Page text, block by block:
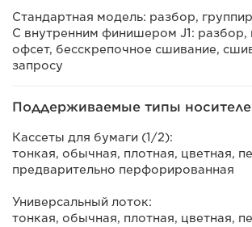
Стандартная модель: разбор,
С внутренним финишером J1: разбор,
офсет, бесскрепочное сшивание,
запросу
Поддерживаемые типы
Кассеты для бумаги (1/2):
тонкая, обычная, плотная, цветная,
предварительно перфорированная
Универсальный лоток:
тонкая, обычная, плотная, цветная,